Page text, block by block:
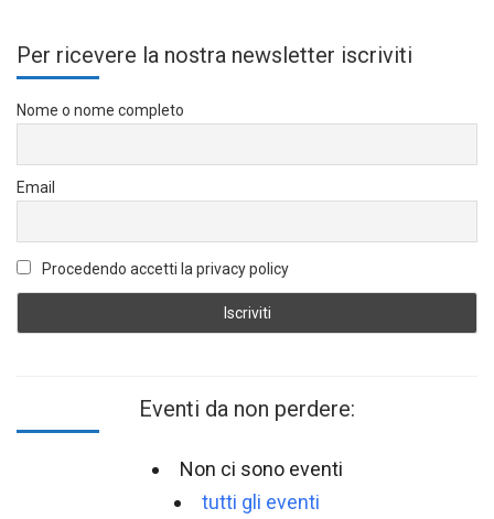
Per ricevere la nostra newsletter iscriviti
Nome o nome completo
Email
Procedendo accetti la privacy policy
Eventi da non perdere:
Non ci sono eventi
tutti gli eventi